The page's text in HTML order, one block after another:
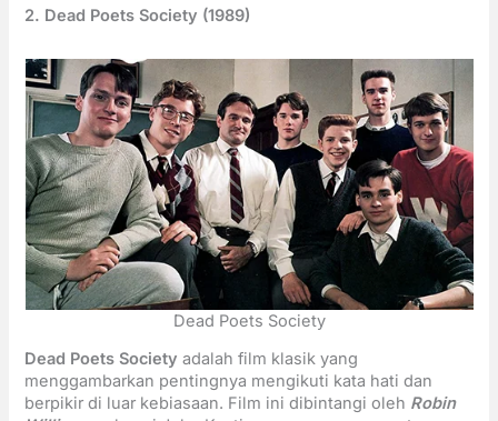
2. Dead Poets Society (1989)
Dead Poets Society
Dead Poets Society adalah film klasik yang
menggambarkan pentingnya mengikuti kata hati dan
berpikir di luar kebiasaan. Film ini dibintangi oleh Robin